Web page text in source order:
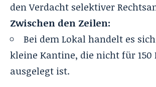
den Verdacht selektiver
Zwischen den Zeilen:
Bei dem Lokal handelt es
kleine Kantine, die nicht für 150
ausgelegt ist.